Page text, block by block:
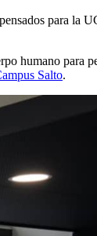
para la
humano para
Salto.